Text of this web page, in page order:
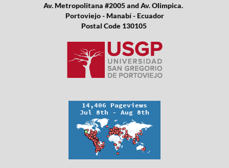
Av. Metropolitana #2005 and Av. Olimpica.
Portoviejo - Manabí - Ecuador
Postal Code 130105